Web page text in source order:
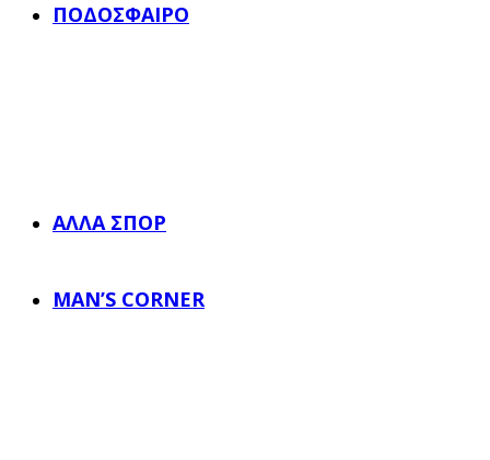
ΠΟΔΌΣΦΑΙΡΟ
ΆΛΛΑ ΣΠΟΡ
MAN’S CORNER